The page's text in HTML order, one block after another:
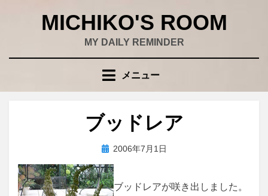
MICHIKO'S ROOM
MY DAILY REMINDER
メニュー
ブッドレア
投稿者wad
投
日:
2006年7月1日
ブッドレアが咲き出しました。